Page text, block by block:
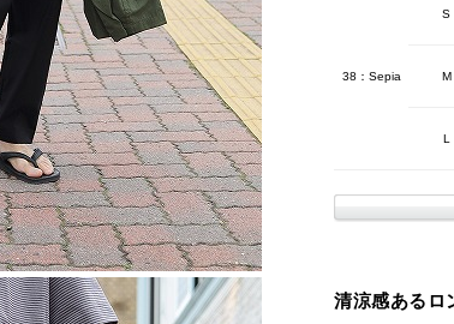
38：Sepia
S
M
L
清涼感あるロ